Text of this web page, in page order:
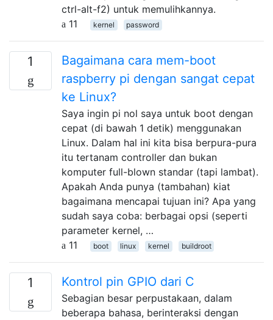
ctrl-alt-f2) untuk memulihkannya.
11
kernel password
1
Bagaimana cara mem-boot
raspberry pi dengan sangat cepat
ke Linux?
Saya ingin pi nol saya untuk boot dengan
cepat (di bawah 1 detik) menggunakan
Linux. Dalam hal ini kita bisa berpura-pura
itu tertanam controller dan bukan
komputer full-blown standar (tapi lambat).
Apakah Anda punya (tambahan) kiat
bagaimana mencapai tujuan ini? Apa yang
sudah saya coba: berbagai opsi (seperti
parameter kernel, …
11
boot linux kernel buildroot
1 Kontrol pin GPIO dari C
Sebagian besar perpustakaan, dalam
beberapa bahasa, berinteraksi dengan